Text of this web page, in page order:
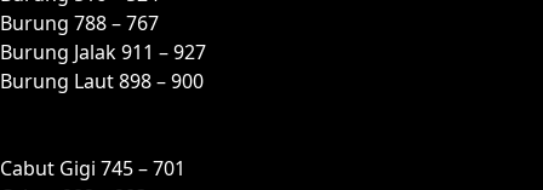
Burung 788 – 767
Burung Jalak 911 – 927
Burung Laut 898 – 900
Cabut Gigi 745 – 701